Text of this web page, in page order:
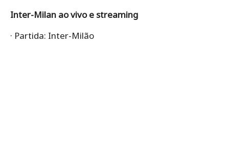
Inter-Milan ao vivo e streaming
· Partida: Inter-Milão